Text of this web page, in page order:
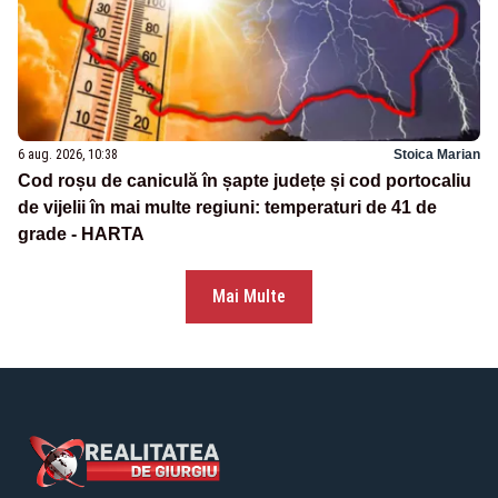
6 aug. 2026, 10:38 Stoica Marian
Cod roșu de caniculă în șapte județe și cod portocaliu
de vijelii în mai multe regiuni: temperaturi de 41 de
grade - HARTA
Mai Multe